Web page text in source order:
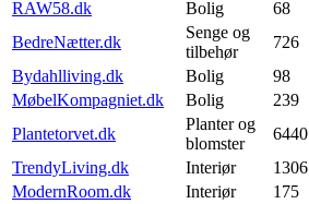
RAW58.dk
Bolig 68
BedreNætter.dk
Senge og
tilbehør
726
Bydahlliving.dk
Bolig 98
MøbelKompagniet.dk
Bolig 239
Plantetorvet.dk
Planter og
blomster
6440
TrendyLiving.dk
Interiør 1306
ModernRoom.dk
Interiør 175